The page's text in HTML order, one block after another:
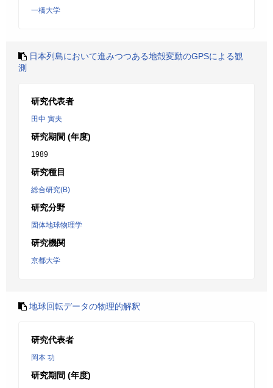
一橋大学
日本列島において進みつつある地殻変動のGPSによる観
測
研究代表者
田中 寅夫
研究期間 (年度)
1989
研究種目
総合研究(B)
研究分野
固体地球物理学
研究機関
京都大学
地球回転データの物理的解釈
研究代表者
岡本 功
研究期間 (年度)